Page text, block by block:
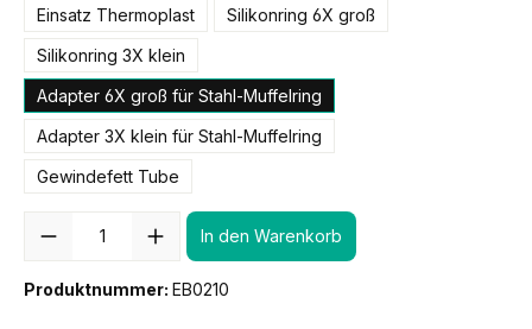
Einsatz Thermoplast
Silikonring 6X groß
Silikonring 3X klein
Adapter 6X groß für Stahl-Muffelring
Adapter 3X klein für Stahl-Muffelring
Gewindefett Tube
In den Warenkorb
Produktnummer: EB0210